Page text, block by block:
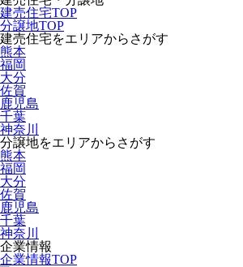
建売住宅TOP
分譲地TOP
建売住宅をエリアからさがす
熊本
福岡
大分
佐賀
鹿児島
千葉
神奈川
分譲地をエリアからさがす
熊本
福岡
大分
佐賀
鹿児島
千葉
神奈川
企業情報
企業情報TOP